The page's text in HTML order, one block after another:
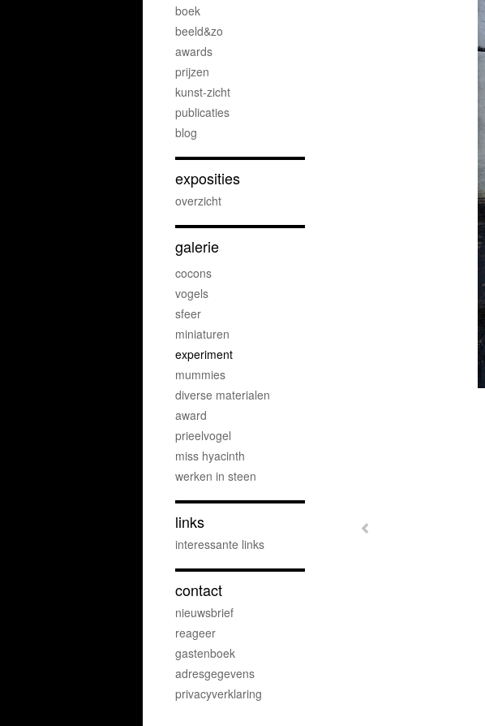
boek
beeld&zo
awards
prijzen
kunst-zicht
publicaties
blog
exposities
overzicht
galerie
cocons
vogels
sfeer
miniaturen
experiment
mummies
diverse materialen
award
prieelvogel
miss hyacinth
werken in steen
links
interessante links
contact
nieuwsbrief
reageer
gastenboek
adresgegevens
privacyverklaring